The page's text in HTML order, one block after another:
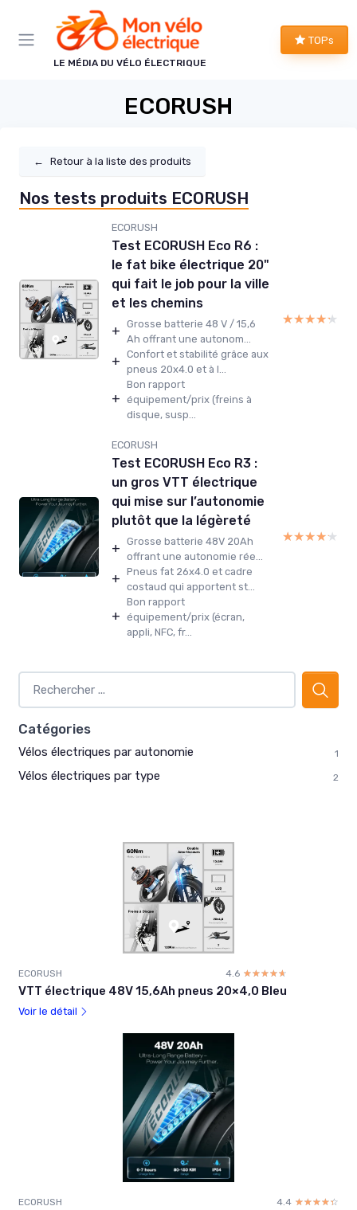
LE MÉDIA DU VÉLO ÉLECTRIQUE
TOPs
ECORUSH
← Retour à la liste des produits
Nos tests produits ECORUSH
ECORUSH
Test ECORUSH Eco R6 :
le fat bike électrique 20"
qui fait le job pour la ville
et les chemins
+ Grosse batterie 48 V / 15,6
Ah offrant une autonom...
+ Confort et stabilité grâce aux
pneus 20x4.0 et à l...
+
Bon rapport
équipement/prix (freins à
disque, susp...
★★★★★
★★★★★
ECORUSH
Test ECORUSH Eco R3 :
un gros VTT électrique
qui mise sur l’autonomie
plutôt que la légèreté
+ Grosse batterie 48V 20Ah
offrant une autonomie rée...
+ Pneus fat 26x4.0 et cadre
costaud qui apportent st...
+
Bon rapport
équipement/prix (écran,
appli, NFC, fr...
★★★★★
★★★★★
Catégories
Vélos électriques par autonomie 1
Vélos électriques par type 2
ECORUSH 4.6 ☆☆☆☆☆
★★★★★
VTT électrique 48V 15,6Ah pneus 20×4,0 Bleu
Voir le détail
ECORUSH 4.4 ☆☆☆☆☆
★★★★★
Panneau de gestion des cookies